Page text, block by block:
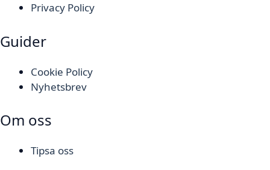
Privacy Policy
Guider
Cookie Policy
Nyhetsbrev
Om oss
Tipsa oss